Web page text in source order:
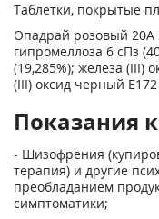
Таблетки, покрытые
Опадрай розовый 20А
гипромеллоза 6 сПз
(19,285%); железа (III)
(III) оксид черный Е172
Показания
- Шизофрения
терапия) и другие
преобладанием
симптоматики;